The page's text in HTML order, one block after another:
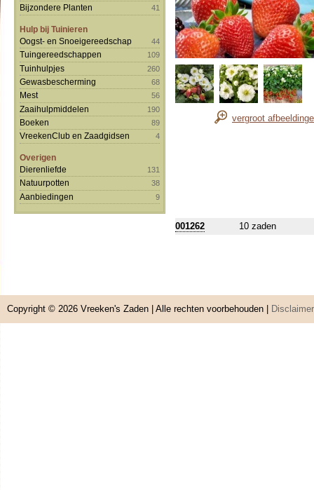
Bijzondere Planten 41
Hulp bij Tuinieren
Oogst- en Snoeigereedschap
44
Tuingereedschappen 109
Tuinhulpjes 260
Gewasbescherming 68
Mest 56
Zaaihulpmiddelen 190
Boeken 89
VreekenClub en Zaadgidsen 4
Overigen
Dierenliefde
131
Natuurpotten 38
Aanbiedingen 9
vergroot
001262 10 zaden
Copyright © 2026 Vreeken's Zaden | Alle rechten voorbehouden | Disclaimer